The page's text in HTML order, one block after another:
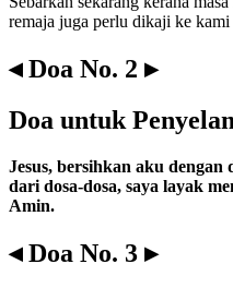
remaja juga perlu dikaji ke
◂ Doa No. 2 ▸
Doa untuk
Jesus, bersihkan aku
dari dosa-dosa, saya layak
Amin.
◂ Doa No. 3 ▸